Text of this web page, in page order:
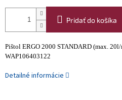
Pridať do košíka
Pištol ERGO 2000 STANDARD (max.
WAP106403122
Detailné informácie